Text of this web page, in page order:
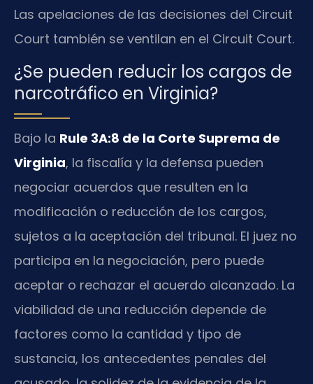
Las apelaciones de las decisiones del Circuit
Court también se ventilan en el Circuit Court.
¿Se pueden reducir los cargos de
narcotráfico en Virginia?
Bajo la Rule 3A:8 de la Corte Suprema de
Virginia, la fiscalía y la defensa pueden
negociar acuerdos que resulten en la
modificación o reducción de los cargos,
sujetos a la aceptación del tribunal. El juez no
participa en la negociación, pero puede
aceptar o rechazar el acuerdo alcanzado. La
viabilidad de una reducción depende de
factores como la cantidad y tipo de
sustancia, los antecedentes penales del